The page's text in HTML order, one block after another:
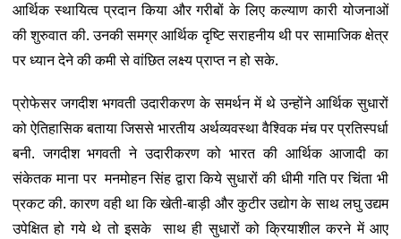
आर्थिक स्थायित्व प्रदान किया और गरीबों के लिए कल्याण कारी योजनाओं
की शुरुवात की. उनकी समग्र आर्थिक दृष्टि सराहनीय थी पर सामाजिक क्षेत्र
पर ध्यान देने की कमी से वांछित लक्ष्य प्राप्त न हो सके.
प्रोफेसर जगदीश भगवती उदारीकरण के समर्थन में थे उन्होंने आर्थिक सुधारों
को ऐतिहासिक बताया जिससे भारतीय अर्थव्यवस्था वैश्विक मंच पर प्रतिस्पर्धा
बनी. जगदीश भगवती ने उदारीकरण को भारत की आर्थिक आजादी का
संकेतक माना पर मनमोहन सिंह द्वारा किये सुधारों की धीमी गति पर चिंता भी
प्रकट की. कारण वही था कि खेती-बाड़ी और कुटीर उद्योग के साथ लघु उद्यम
उपेक्षित हो गये थे तो इसके साथ ही सुधारों को क्रियाशील करने में आए